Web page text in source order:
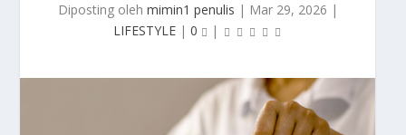
Diposting oleh mimin1 penulis | Mar 29, 2026 |
LIFESTYLE | 0 |